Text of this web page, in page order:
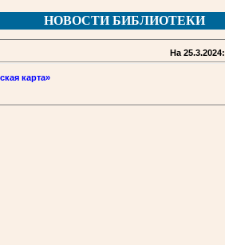
НОВОСТИ БИБЛИОТЕКИ
На 25.3.2024:
карта»